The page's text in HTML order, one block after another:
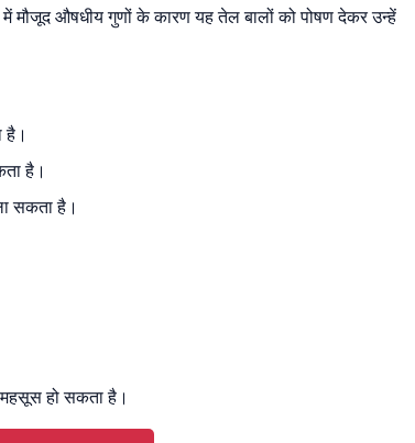
मौजूद औषधीय गुणों के कारण यह तेल बालों को पोषण देकर उन्हें
है।
है।
सकता है।
हो सकता है।